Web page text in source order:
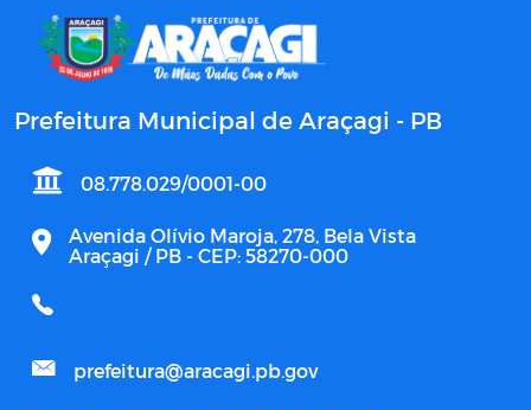
Prefeitura Municipal de Araçagi - PB
08.778.029/0001-00
Avenida Olívio Maroja, 278, Bela Vista
Araçagi / PB - CEP: 58270-000
prefeitura@aracagi.pb.gov